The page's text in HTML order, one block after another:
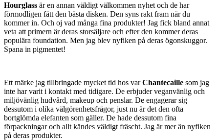
Hourglass är en annan väldigt välkommen nyhet och de har
förmodligen fått den bästa disken. Den syns rakt fram när du
kommer in. Och oj vad många fina produkter! Jag fick bland annat
veta att primern är deras storsäljare och efter den kommer deras
populära foundation. Men jag blev nyfiken på deras ögonskuggor.
Spana in pigmentet!
Ett märke jag tillbringade mycket tid hos varChantecaille som jag
inte har varit i kontakt med tidigare. De erbjuder veganvänlig och
miljövänlig hudvård, makeup och penslar. De engagerar sig
dessutom i olika välgörenhetsfrågor, just nu är det den ofta
bortglömda elefanten som gäller. De hade dessutom fina
förpackningar och allt kändes väldigt fräscht. Jag är mer än nyfiken
på deras produkter.